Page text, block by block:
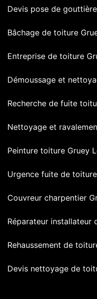
Devis pose de
Bâchage de toiture
Entreprise de toiture
Démoussage et
Recherche de fuite
Nettoyage et
Peinture toiture Gruey
Urgence fuite de
Couvreur charpentier
Réparateur installateur
Rehaussement de
Devis nettoyage de